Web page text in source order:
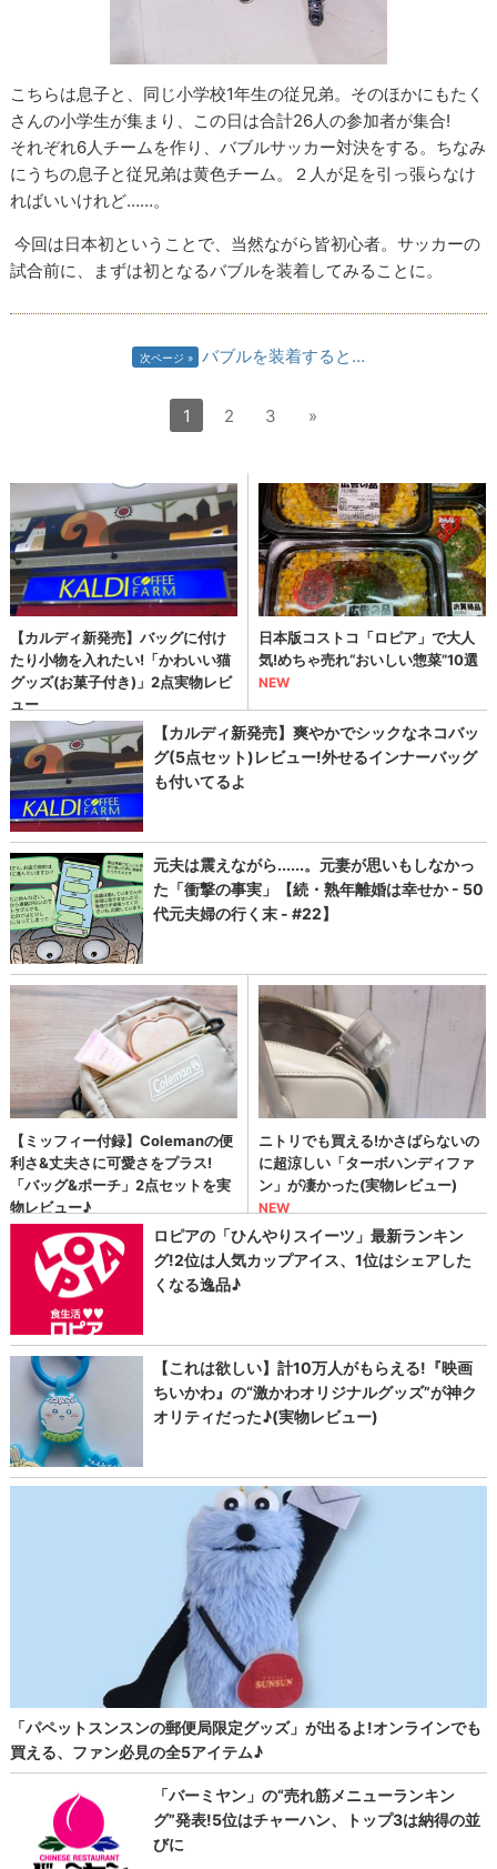
こちらは息子と、同じ小学校1年生の従兄弟。そのほかにもたく
さんの小学生が集まり、この日は合計26人の参加者が集合!
それぞれ6人チームを作り、バブルサッカー対決をする。ちなみ
にうちの息子と従兄弟は黄色チーム。２人が足を引っ張らなけ
ればいいけれど……。
今回は日本初ということで、当然ながら皆初心者。サッカーの
試合前に、まずは初となるバブルを装着してみることに。
次ページ バブルを装着すると…
1 2 3 »